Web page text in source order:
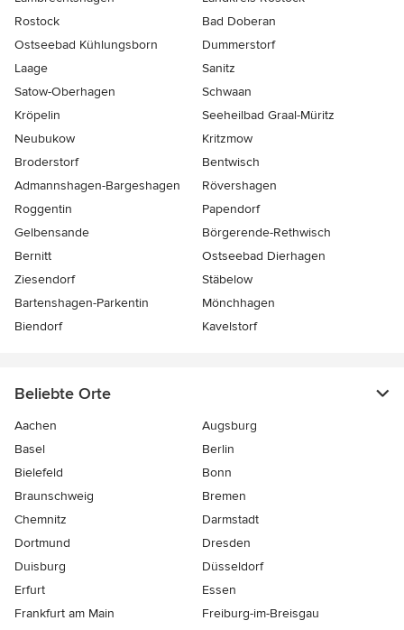
Rostock
Bad Doberan
Ostseebad Kühlungsborn
Dummerstorf
Laage
Sanitz
Satow-Oberhagen
Schwaan
Kröpelin
Seeheilbad Graal-Müritz
Neubukow
Kritzmow
Broderstorf
Bentwisch
Admannshagen-Bargeshagen
Rövershagen
Roggentin
Papendorf
Gelbensande
Börgerende-Rethwisch
Bernitt
Ostseebad Dierhagen
Ziesendorf
Stäbelow
Bartenshagen-Parkentin
Mönchhagen
Biendorf
Kavelstorf
Beliebte Orte
Aachen
Augsburg
Basel
Berlin
Bielefeld
Bonn
Braunschweig
Bremen
Chemnitz
Darmstadt
Dortmund
Dresden
Duisburg
Düsseldorf
Erfurt
Essen
Frankfurt am Main
Freiburg-im-Breisgau